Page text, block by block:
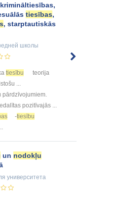
tiesības,
, starptautiskās
школы
tiesību
teorija
...
pozitīvajās ...
-tiesību
un nodokļu
университета